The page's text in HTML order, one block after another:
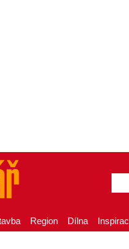
Region Dílna